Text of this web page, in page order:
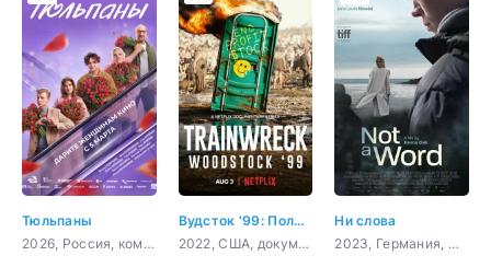
Тюльпаны
2026, Россия, комедия, мелодрама
Вудсток '99: Полный провал
2022, США, документальный, музыка
Ни слова
2023, Германия, Словения, Франция, драма